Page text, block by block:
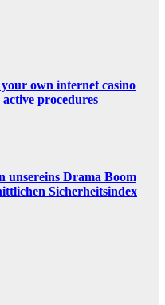
own internet casino
procedures
unsereins Drama Boom
Sicherheitsindex